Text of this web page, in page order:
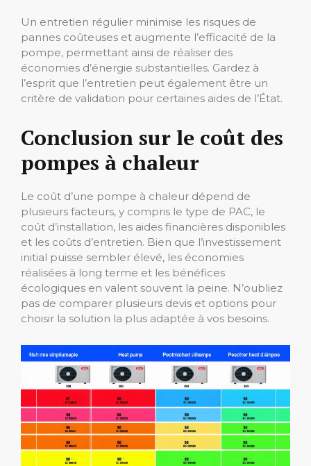
Un entretien régulier minimise les risques de
pannes coûteuses et augmente l’efficacité de la
pompe, permettant ainsi de réaliser des
économies d’énergie substantielles. Gardez à
l’esprit que l’entretien peut également être un
critère de validation pour certaines aides de l’État.
Conclusion sur le coût des
pompes à chaleur
Le coût d’une pompe à chaleur dépend de
plusieurs facteurs, y compris le type de PAC, le
coût d’installation, les aides financières disponibles
et les coûts d’entretien. Bien que l’investissement
initial puisse sembler élevé, les économies
réalisées à long terme et les bénéfices
écologiques en valent souvent la peine. N’oubliez
pas de comparer plusieurs devis et options pour
choisir la solution la plus adaptée à vos besoins.